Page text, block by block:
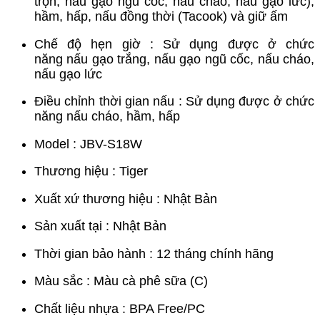
hầm, hấp, nấu đồng thời (Tacook) và giữ ấm
Chế độ hẹn giờ : Sử dụng được ở chức
năng nấu gạo trắng, nấu gạo ngũ cốc, nấu cháo,
nấu gạo lức
Điều chỉnh thời gian nấu : Sử dụng được ở chức
năng nấu cháo, hầm, hấp
Model : JBV-S18W
Thương hiệu : Tiger
Xuất xứ thương hiệu : Nhật Bản
Sản xuất tại : Nhật Bản
Thời gian bảo hành : 12 tháng chính hãng
Màu sắc : Màu cà phê sữa (C)
Chất liệu nhựa : BPA Free/PC